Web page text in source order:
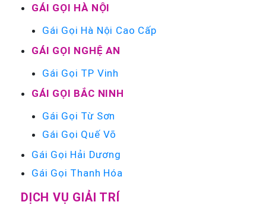
GÁI GỌI HÀ NỘI
Gái Gọi Hà Nội Cao Cấp
GÁI GỌI NGHỆ AN
Gái Gọi TP Vinh
GÁI GỌI BẮC NINH
Gái Gọi Từ Sơn
Gái Gọi Quế Võ
Gái Gọi Hải Dương
Gái Gọi Thanh Hóa
DỊCH VỤ GIẢI TRÍ